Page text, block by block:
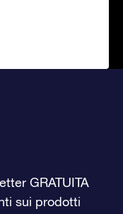
GRATUITA
sui prodotti